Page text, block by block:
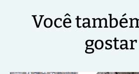
Você
gostar